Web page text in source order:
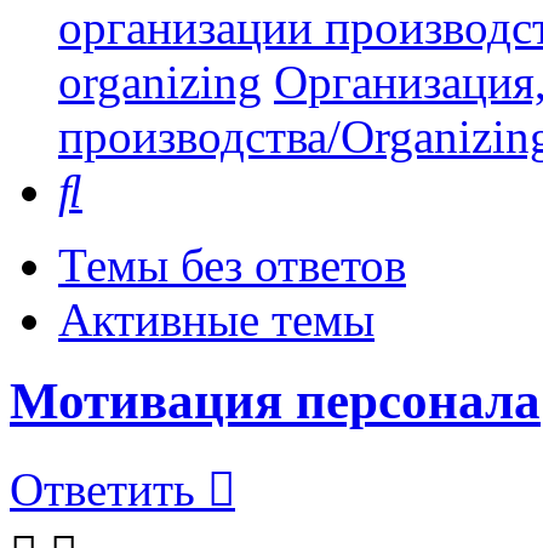
организации
organizing
производства/
Темы без ответов
Активные темы
Мотивация персонала
Ответить